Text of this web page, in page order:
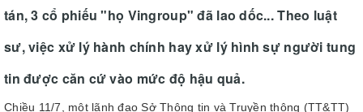
tán, 3 cổ phiếu "họ Vingroup" đã lao dốc... Theo luật
sư, việc xử lý hành chính hay xử lý hình sự người tung
tin được căn cứ vào mức độ hậu quả.
Chiều 11/7, một lãnh đạo Sở Thông tin và Truyền thông (TT&TT)